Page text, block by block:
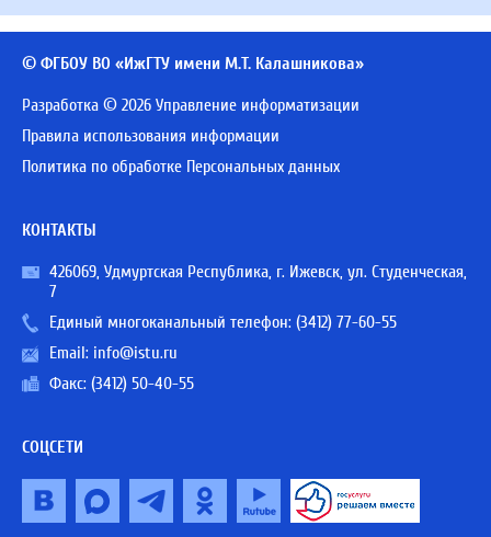
© ФГБОУ ВО «ИжГТУ имени М.Т. Калашникова»
Разработка © 2026 Управление информатизации
Правила использования информации
Политика по обработке Персональных данных
КОНТАКТЫ
426069, Удмуртская Республика, г. Ижевск, ул. Студенческая,
7
Единый многоканальный телефон: (3412) 77-60-55
Email: info@istu.ru
Факс: (3412) 50-40-55
СОЦСЕТИ